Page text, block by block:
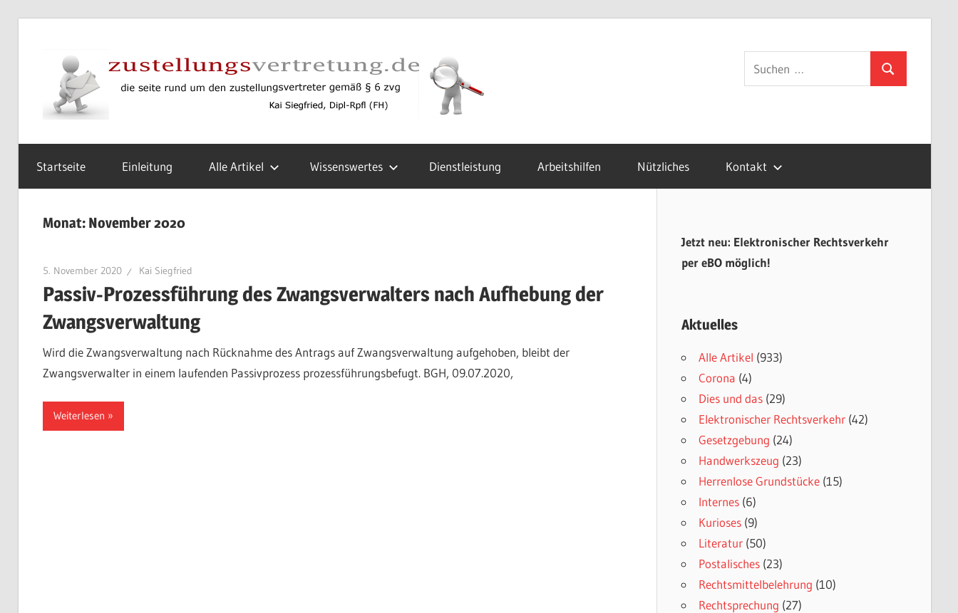
zustellungsvertretung.de
um
den
Zustellungsvertreter
§
ZVG
Suchen
nach:
Suchen
Startseite Einleitung Alle Artikel Wissenswertes Dienstleistung Arbeitshilfen Nützliches Kontakt
Monat: November 2020
5. November 2020 Kai Siegfried
Passiv-Prozessführung des Zwangsverwalters nach Aufhebung der
Zwangsverwaltung
Wird die Zwangsverwaltung nach Rücknahme des Antrags auf Zwangsverwaltung aufgehoben, bleibt der
Zwangsverwalter in einem laufenden Passivprozess prozessführungsbefugt. BGH, 09.07.2020,
Weiterlesen
Jetzt neu: Elektronischer Rechtsverkehr
per eBO möglich!
Aktuelles
Alle Artikel (933)
Corona (4)
Dies und das(29)
Elektronischer Rechtsverkehr(42)
Gesetzgebung (24)
Handwerkszeug (23)
Herrenlose Grundstücke(15)
Internes(6)
Kurioses(9)
Literatur(50)
Postalisches(23)
Rechtsmittelbelehrung (10)
Rechtsprechung (27)